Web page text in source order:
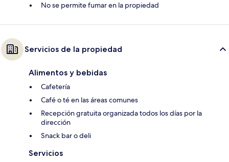
No se permite fumar en la propiedad
Servicios de la propiedad
Alimentos y bebidas
Cafetería
Café o té en las áreas comunes
Recepción gratuita organizada todos los días por la
dirección
Snack bar o deli
Servicios